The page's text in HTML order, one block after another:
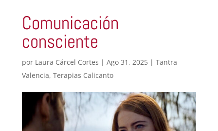
Comunicación
consciente
por Laura Cárcel Cortes | Ago 31, 2025| Tantra
Valencia, Terapias Calicanto